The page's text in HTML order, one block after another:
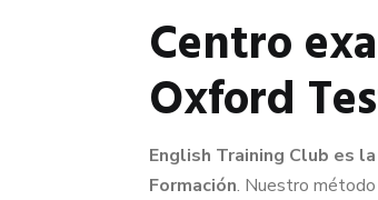
Centro
Oxford
English Training Club es
Formación. Nuestro